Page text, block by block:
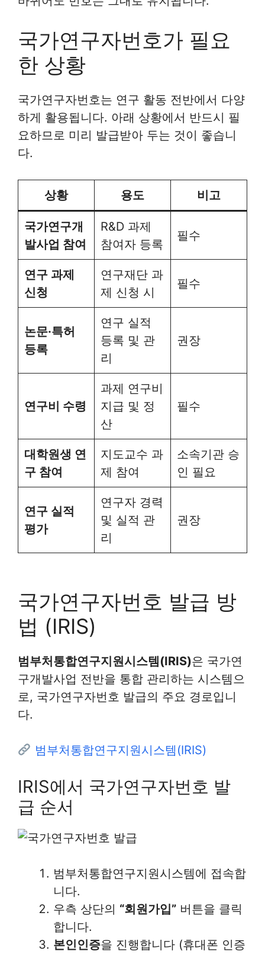
국가연구자번호가 필요
한 상황
국가연구자번호는 연구 활동 전반에서 다양
하게 활용됩니다. 아래 상황에서 반드시 필
요하므로 미리 발급받아 두는 것이 좋습니
다.
상황 용도 비고
국가연구개
발사업 참여
R&D 과제
참여자 등록
필수
연구 과제
신청
연구재단 과
제 신청 시
필수
논문·특허
등록
연구 실적
등록 및 관
리
권장
연구비 수령
과제 연구비
지급 및 정
산
필수
대학원생 연
구 참여
지도교수 과
제 참여
소속기관 승
인 필요
연구 실적
평가
연구자 경력
및 실적 관
리
권장
국가연구자번호 발급 방
법 (IRIS)
범부처통합연구지원시스템(IRIS)은 국가연
구개발사업 전반을 통합 관리하는 시스템으
로, 국가연구자번호 발급의 주요 경로입니
다.
범부처통합연구지원시스템(IRIS)
IRIS에서 국가연구자번호 발
급 순서
범부처통합연구지원시스템에 접속합
니다.
우측 상단의 “회원가입” 버튼을 클릭
합니다.
본인인증을 진행합니다 (휴대폰 인증